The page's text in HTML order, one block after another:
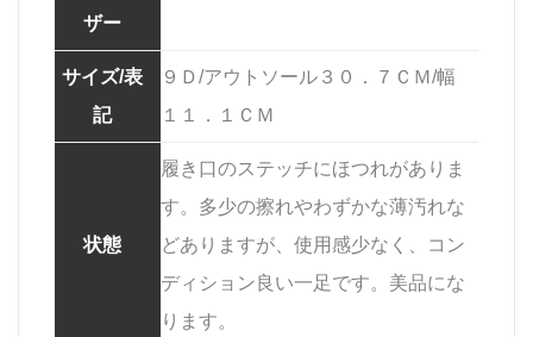
ザー
サイズ/表
記
９Ｄ/アウトソール３０．７ＣＭ/幅
１１．１ＣＭ
状態
履き口のステッチにほつれがありま
す。多少の擦れやわずかな薄汚れな
どありますが、使用感少なく、コン
ディション良い一足です。美品にな
ります。